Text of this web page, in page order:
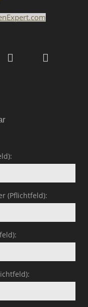
GmbH & Co.KG
(Pflichtfeld):